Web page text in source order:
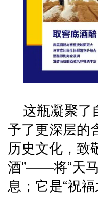
这瓶凝聚了
予了更深层的
历史文化，致
酒”——将“天
息；它是“祝